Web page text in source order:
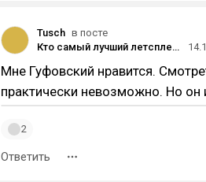
Tusch в посте
Кто самый лучший летсплейщик на русскоязычном YouTube и кого вы считаете самым лучшим? И почему?
Мне Гуфовский нравится.
практически невозможно. Но он
2
Ответить